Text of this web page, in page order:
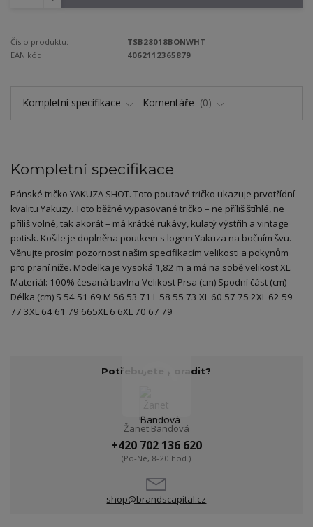
Číslo produktu:
TSB28018BONWHT
EAN kód:
4062112365879
Kompletní specifikace Komentáře 0
Kompletní specifikace
Pánské tričko YAKUZA SHOT. Toto poutavé tričko ukazuje prvotřídní
kvalitu Yakuzy. Toto běžné vypasované tričko – ne příliš štíhlé, ne
příliš volné, tak akorát – má krátké rukávy, kulatý výstřih a vintage
potisk. Košile je doplněna poutkem s logem Yakuza na bočním švu.
Věnujte prosím pozornost našim specifikacím velikosti a pokynům
pro praní níže. Modelka je vysoká 1,82 m a má na sobě velikost XL.
Materiál: 100% česaná bavlna Velikost Prsa (cm) Spodní část (cm)
Délka (cm) S 54 51 69 M 56 53 71 L 58 55 73 XL 60 57 75 2XL 62 59
77 3XL 64 61 79 665XL 6 6XL 70 67 79
Potřebujete poradit?
Žanet Bandová
+420 702 136 620
(Po-Ne, 8-20 hod.)
shop@brandscapital.cz